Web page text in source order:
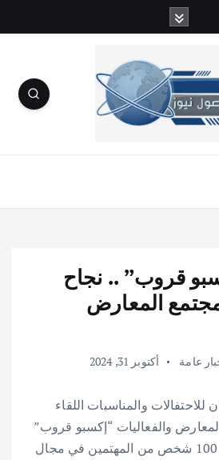
قروب” .. نجاح
المعارض
عامة أكتوبر 31, 2024
والمناسبات اللقاء
والفعاليات “إكسبو قروب”
وحضر اللقاء أكثر من 100 شخص من المهتمين في مجال